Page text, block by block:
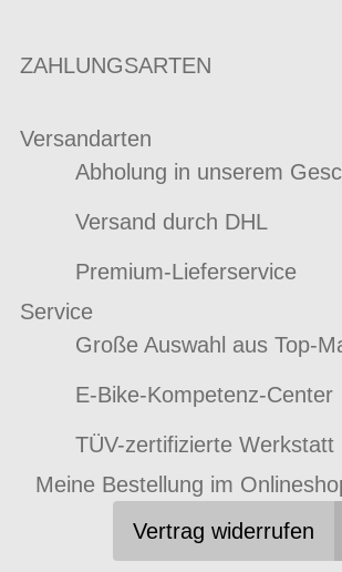
ZAHLUNGSARTEN
Versandarten
Abholung in unserem
Versand durch DHL
Premium-Lieferservice
Service
Große Auswahl aus Top-
E-Bike-Kompetenz-Center
TÜV-zertifizierte Werkstatt
Meine Bestellung im
Vertrag widerrufen